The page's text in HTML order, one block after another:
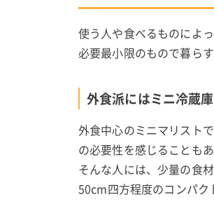
使う人や食べるものによ
必要最小限のもので暮ら
外食派にはミニ冷蔵
外食中心のミニマリスト
の必要性を感じることもあ
そんな人には、少量の食
50cm四方程度のコンパク